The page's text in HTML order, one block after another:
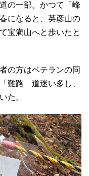
の一部。かつて「峰
になると、英彦山の
宝満山へと歩いたと
の方はベテランの同
難路 道迷い多し、
た。